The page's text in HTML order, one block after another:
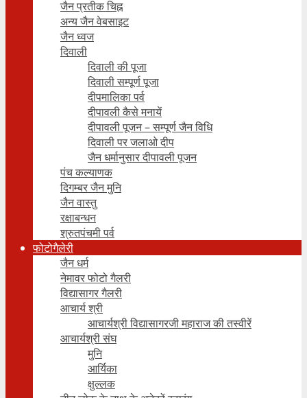
जैन प्रतीक चिह्न
अन्य जैन वेबसाइट
जैन ध्वज
दिवाली
दिवाली की पूजा
दिवाली सम्पूर्ण पूजा
दीपमालिका पर्व
दीपावली कैसे मनायें
दीपावली पूजन – सम्पूर्ण जैन विधि
दिवाली पर जलाओ दीप
जैन धर्मानुसार दीपावली पूजन
पंच कल्याणक
दिगम्बर जैन मुनि
जैन वास्तु
रक्षाबन्धन
श्रुतपंचमी पर्व
फोटोगैलेरी
जैन धर्म
नेमावर फोटो गैलरी
विद्यासागर गैलरी
आचार्य श्री
आचार्यश्री विद्यासागरजी महाराज की तस्वीरें
आचार्यश्री संघ
मुनि
आर्यिका
क्षुल्लक